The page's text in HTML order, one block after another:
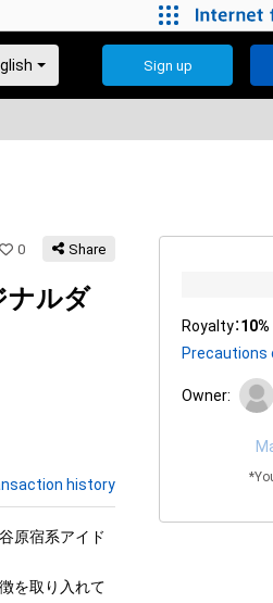
Sign up
0 Share
ナルダ
history
原宿系アイド
を取り入れて
Royalty：10%
Precautions
Owner: